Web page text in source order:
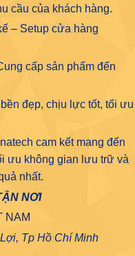
cầu của khách hàng.
– Setup cửa hàng
cấp sản phẩm đến
đẹp, chịu lực tốt, tối ưu
cam kết mang đến
ưu không gian lưu trữ và
nhất.
NƠI
NAM
Tp Hồ Chí Minh